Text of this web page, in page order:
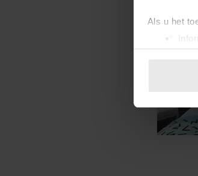
Als u het
Uw
We
media,
verstrekt